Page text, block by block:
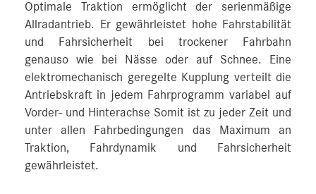
Optimale Traktion ermöglicht der serienmäßige
Allradantrieb. Er gewährleistet hohe Fahrstabilität
und Fahrsicherheit bei trockener Fahrbahn
genauso wie bei Nässe oder auf Schnee. Eine
elektromechanisch geregelte Kupplung verteilt die
Antriebskraft in jedem Fahrprogramm variabel auf
Vorder- und Hinterachse Somit ist zu jeder Zeit und
unter allen Fahrbedingungen das Maximum an
Traktion, Fahrdynamik und Fahrsicherheit
gewährleistet.